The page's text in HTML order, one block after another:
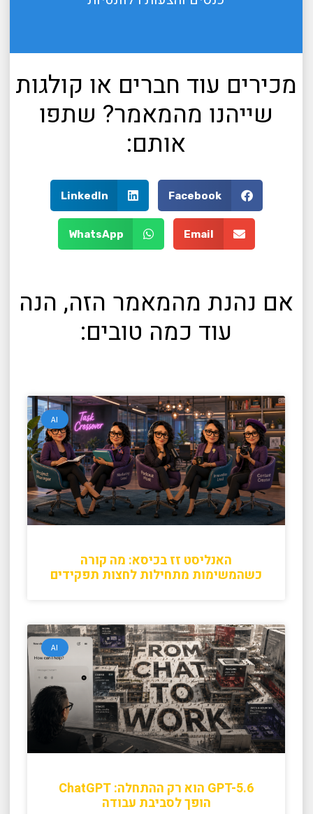
מכירים עוד חברים או קולגות
שייהנו מהמאמר? שתפו
אותם:
Facebook
LinkedIn
Email
WhatsApp
אם נהנת מהמאמר הזה, הנה
עוד כמה טובים:
AI
האנליסט זז בכיסא: מה קורה
כשהמשימות מתחילות לחצות תפקידים
AI
GPT-5.6 הוא רק ההתחלה: ChatGPT
הופך לסביבת עבודה